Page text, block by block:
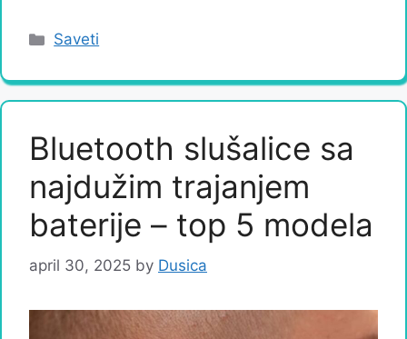
Categories
Saveti
Bluetooth slušalice sa
najdužim trajanjem
baterije – top 5 modela
april 30, 2025 by Dusica